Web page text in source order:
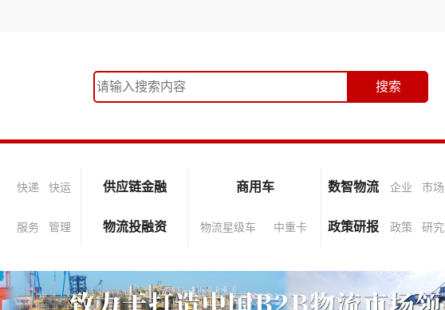
快递 快运 供应链金融 商用车 数智物流 企业 市场
服务 管理 物流投融资 物流星级车 中重卡 政策研报 政策 研究